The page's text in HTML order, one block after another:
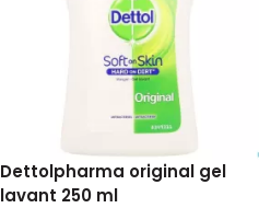
Dettolpharma original gel
lavant 250 ml